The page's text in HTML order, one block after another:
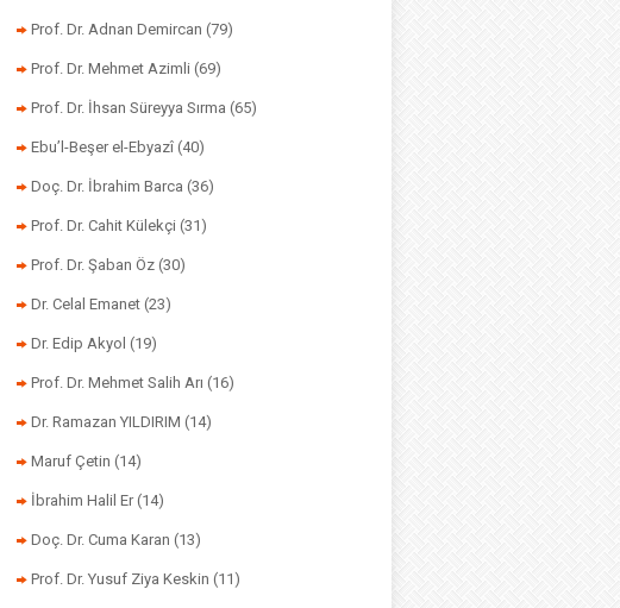
Prof. Dr. Adnan Demircan (79)
Prof. Dr. Mehmet Azimli (69)
Prof. Dr. İhsan Süreyya Sırma (65)
Ebu’l-Beşer el-Ebyazî (40)
Doç. Dr. İbrahim Barca (36)
Prof. Dr. Cahit Külekçi (31)
Prof. Dr. Şaban Öz (30)
Dr. Celal Emanet (23)
Dr. Edip Akyol (19)
Prof. Dr. Mehmet Salih Arı (16)
Dr. Ramazan YILDIRIM (14)
Maruf Çetin (14)
İbrahim Halil Er (14)
Doç. Dr. Cuma Karan (13)
Prof. Dr. Yusuf Ziya Keskin (11)